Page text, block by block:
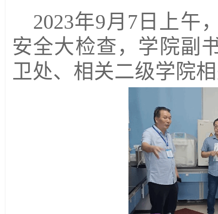
2023年9月 7 日上午
安全大检查， 学院副
卫处、相关二级学院